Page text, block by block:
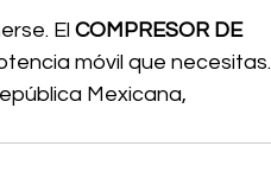
El COMPRESOR DE
móvil que necesitas.
Mexicana,